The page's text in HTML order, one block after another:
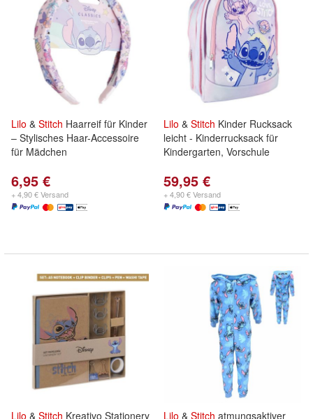
Lilo & Stitch Haarreif für Kinder
– Stylisches Haar-Accessoire
für Mädchen
6,95 €
+ 4,90 € Versand
Lilo & Stitch Kinder Rucksack
leicht - Kinderrucksack für
Kindergarten, Vorschule
59,95 €
+ 4,90 € Versand
Lilo & Stitch Kreativo Stationery Lilo & Stitch atmungsaktiver